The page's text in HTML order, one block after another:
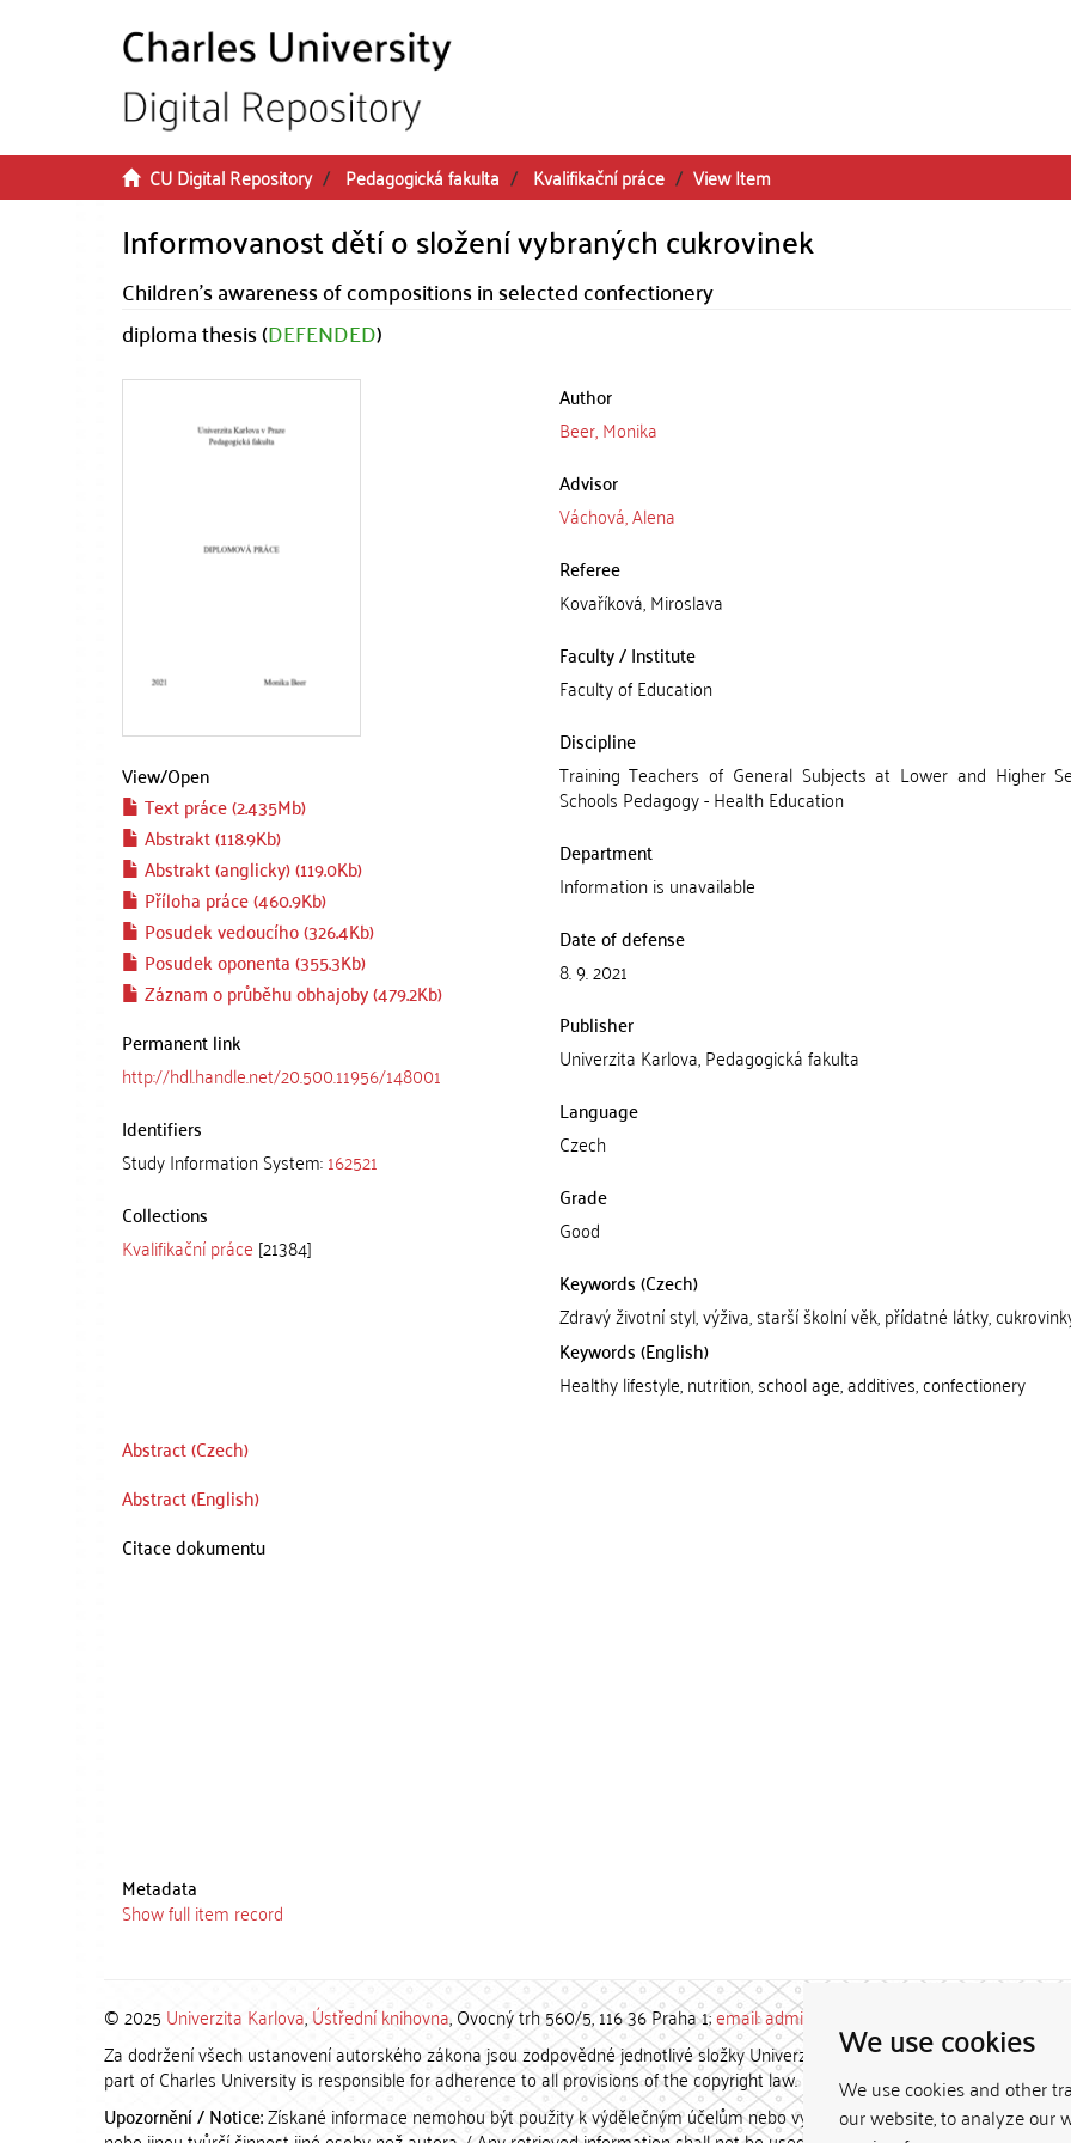
We use cookies
We use cookies and other
our website, to analyze our
CU Digital Repository Pedagogická fakulta Kvalifikační práce View Item
Informovanost dětí o složení vybraných cukrovinek
Children's awareness of compositions in selected confectionery
diploma thesis (DEFENDED)
View/Open
Text práce (2.435Mb)
Abstrakt (118.9Kb)
Abstrakt (anglicky) (119.0Kb)
Příloha práce (460.9Kb)
Posudek vedoucího (326.4Kb)
Posudek oponenta (355.3Kb)
Záznam o průběhu obhajoby (479.2Kb)
Permanent link
http://hdl.handle.net/20.500.11956/148001
Identifiers
Study Information System:162521
Collections
Kvalifikační práce [21384]
Author
Beer, Monika
Advisor
Váchová, Alena
Referee
Kovaříková, Miroslava
Faculty / Institute
Faculty of Education
Discipline
Training Teachers of General Subjects at Lower and Higher
Schools Pedagogy - Health Education
Department
Information is unavailable
Date of defense
8. 9. 2021
Publisher
Univerzita Karlova, Pedagogická fakulta
Language
Czech
Grade
Good
Keywords (Czech)
Zdravý životní styl, výživa, starší školní věk, přídatné látky,
Keywords (English)
Healthy lifestyle, nutrition, school age, additives, confectionery
Abstract (Czech)
Abstract (English)
Citace dokumentu
Metadata
Show full item record
© 2025 Univerzita Karlova,Ústřední knihovna, Ovocný trh 560/5, 116 36 Praha 1;email: admin-repozitar [at] cuni.cz
Za dodržení všech ustanovení autorského zákona jsou zodpovědné jednotlivé složky Univerzity Karlovy. / Each constituent
part of Charles University is responsible for adherence to all provisions of the copyright law.
Upozornění / Notice:Získané informace nemohou být použity k výdělečným účelům nebo vydávány za studijní, vědeckou